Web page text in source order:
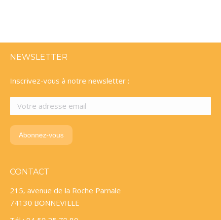
NEWSLETTER
Inscrivez-vous à notre newsletter :
CONTACT
215, avenue de la Roche Parnale
74130 BONNEVILLE